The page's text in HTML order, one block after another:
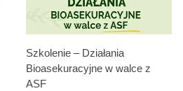
Szkolenie – Działania
Bioasekuracyjne w walce z
ASF